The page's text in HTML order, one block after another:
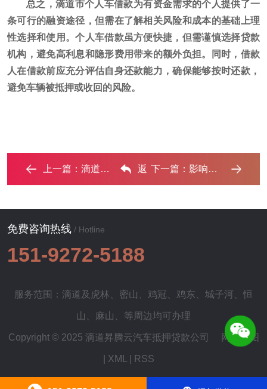
总之，滴道市个人车借款为有资金需求的个人提供了一
条可行的融资途径，但需在了解相关风险和成本的基础上理
性选择和使用。个人车借款虽方便快捷，但需谨慎选择贷款
机构，避免高利息和隐形费用带来的额外负担。同时，借款
人在借款前应充分评估自身还款能力，确保能够按时还款，
避免车辆被抵押或收回的风险。
上一篇： 滴道汽车抵押贷款和汽车消费贷款有什么区别 ...‌ 返 下一篇：影响汽车抵押贷款额度的因素有哪些?‌
免费咨询热线 / Hotline
151-9272-5188
服务范围：滴道及 虎林 密山 鸡冠 鸡东 城子河 恒
山 麻山 、等周边均可办理
Copyright © 2025 滴道昇腾云汽车抵押贷款公司 网站地图
XML RSS